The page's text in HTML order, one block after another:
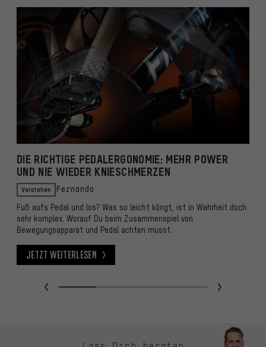
DIE RICHTIGE PEDALERGONOMIE: MEHR POWER
UND NIE WIEDER KNIESCHMERZEN
Verstehen Fernando
Fuß aufs Pedal und los? Was so leicht klingt, ist in Wahrheit doch
sehr komplex. Worauf Du beim Zusammenspiel von
Bewegungsapparat und Pedal achten musst.
Jetzt weiterlesen